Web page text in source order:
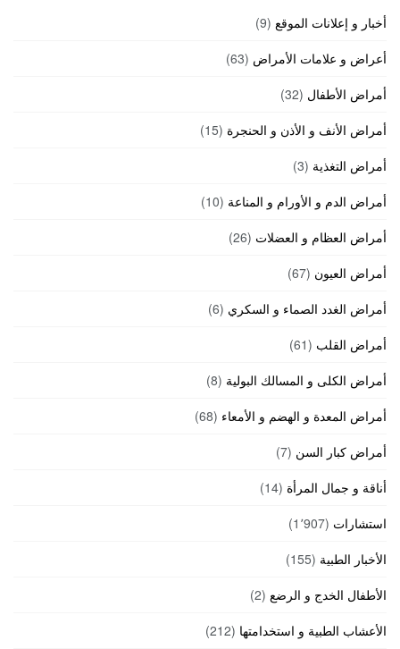
أخبار و إعلانات الموقع (9)
أعراض و علامات الأمراض (63)
أمراض الأطفال (32)
أمراض الأنف و الأذن و الحنجرة (15)
أمراض التغذية (3)
أمراض الدم و الأورام و المناعة (10)
أمراض العظام و العضلات (26)
أمراض العيون (67)
أمراض الغدد الصماء و السكري (6)
أمراض القلب (61)
أمراض الكلى و المسالك البولية (8)
أمراض المعدة و الهضم و الأمعاء (68)
أمراض كبار السن (7)
أناقة و جمال المرأة (14)
استشارات (1٬907)
الأخبار الطبية (155)
الأطفال الخدج و الرضع (2)
الأعشاب الطبية و استخدامتها (212)